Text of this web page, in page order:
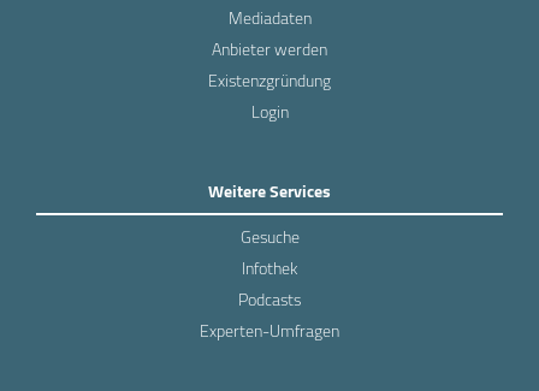
Mediadaten
Anbieter werden
Existenzgründung
Login
Weitere Services
Gesuche
Infothek
Podcasts
Experten-Umfragen